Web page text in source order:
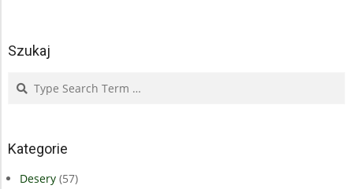
Szukaj
Search
Kategorie
Desery (57)